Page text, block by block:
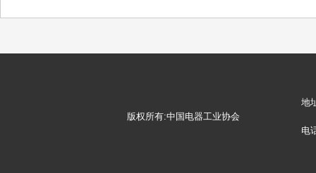
版权所有:中国电器工业协会
地
电